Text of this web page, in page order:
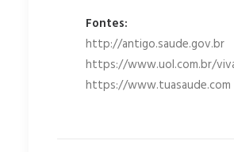
Fontes:
http://antigo.saude.gov.br
https://www.uol.com.br/
https://www.tuasaude.com